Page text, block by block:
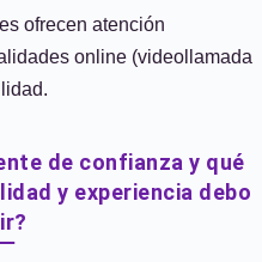
ofrecen atención
online (videollamada
de confianza y qué
y experiencia debo